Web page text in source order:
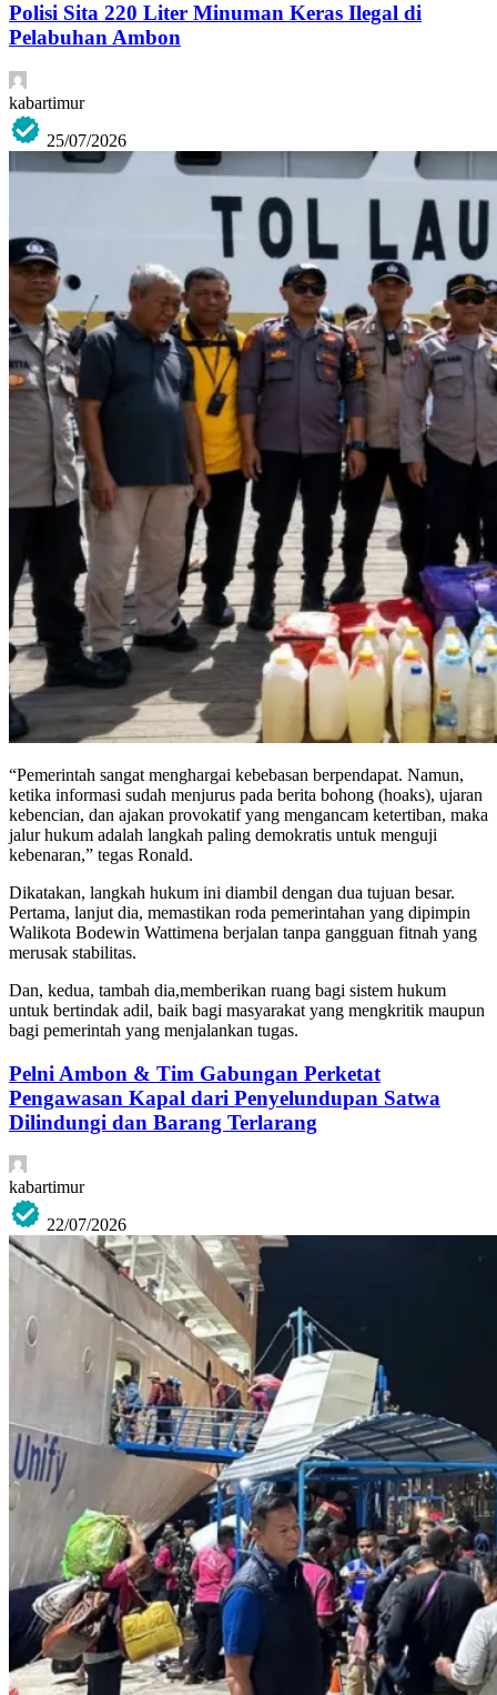
Polisi Sita 220 Liter Minuman Keras Ilegal di
Pelabuhan Ambon
kabartimur
25/07/2026
“Pemerintah sangat menghargai kebebasan berpendapat. Namun,
ketika informasi sudah menjurus pada berita bohong (hoaks), ujaran
kebencian, dan ajakan provokatif yang mengancam ketertiban, maka
jalur hukum adalah langkah paling demokratis untuk menguji
kebenaran,” tegas Ronald.
Dikatakan, langkah hukum ini diambil dengan dua tujuan besar.
Pertama, lanjut dia, memastikan roda pemerintahan yang dipimpin
Walikota Bodewin Wattimena berjalan tanpa gangguan fitnah yang
merusak stabilitas.
Dan, kedua, tambah dia,memberikan ruang bagi sistem hukum
untuk bertindak adil, baik bagi masyarakat yang mengkritik maupun
bagi pemerintah yang menjalankan tugas.
Pelni Ambon & Tim Gabungan Perketat
Pengawasan Kapal dari Penyelundupan Satwa
Dilindungi dan Barang Terlarang
kabartimur
22/07/2026